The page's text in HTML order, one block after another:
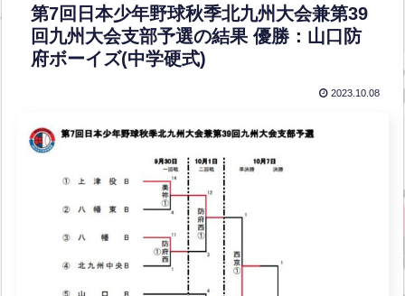
第7回日本少年野球秋季北九州大会兼第39
回九州大会支部予選の結果 優勝：山口防
府ボーイズ(中学硬式)
2023.10.08